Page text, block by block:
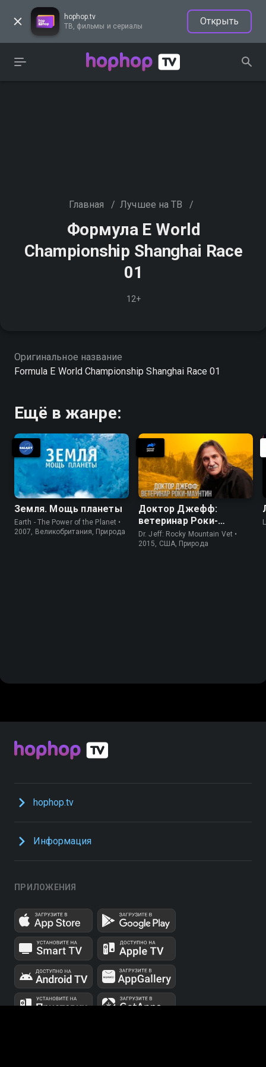
hophop.tv
ТВ, фильмы и сериалы
Открыть
Главная / Лучшее на ТВ /
Формула E World
Championship Shanghai Race
01
12+
Оригинальное название
Formula E World Championship Shanghai Race 01
Ещё в жанре:
Земля. Мощь планеты
Earth - The Power of the Planet •
2007, Великобритания, Природа
Доктор Джефф:
ветеринар Роки-
Маунтин
Dr. Jeff: Rocky Mountain Vet •
2015, США, Природа
hophop.tv
Информация
ПРИЛОЖЕНИЯ